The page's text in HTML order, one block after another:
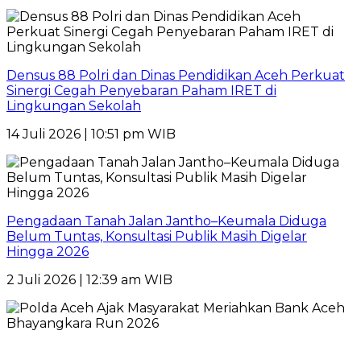
Densus 88 Polri dan Dinas Pendidikan Aceh Perkuat
Sinergi Cegah Penyebaran Paham IRET di
Lingkungan Sekolah
14 Juli 2026 | 10:51 pm WIB
Pengadaan Tanah Jalan Jantho–Keumala Diduga
Belum Tuntas, Konsultasi Publik Masih Digelar
Hingga 2026
2 Juli 2026 | 12:39 am WIB